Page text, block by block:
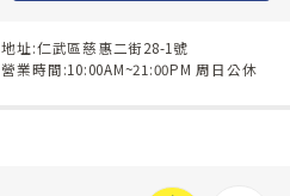
地址:仁武區慈惠二街28-1號
營業時間:10:00AM~21:00PM 周日公休